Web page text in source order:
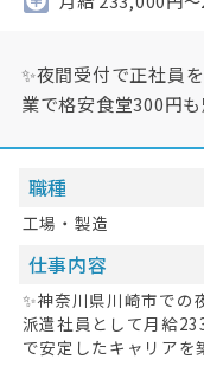
✨夜間受付で正社員
業で格安食堂300円も
職種
工場・製造
仕事内容
✨神奈川県川崎市での
派遣社員として月給
で安定したキャリアを